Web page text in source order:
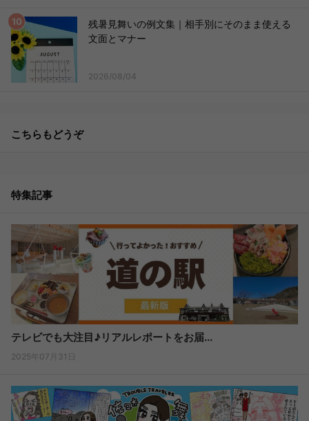
残暑見舞いの例文集｜相手別にそのまま使える
文面とマナー
2026/08/04
こちらもどうぞ
特集記事
テレビでも大注目♪リアルレポートをお届...
2025年07月31日